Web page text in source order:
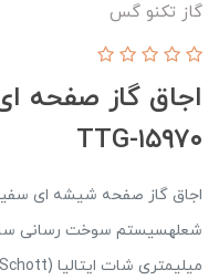
گاز تکنو گس
اجاق گاز صفحه
TTG-۱۵۹۷۰